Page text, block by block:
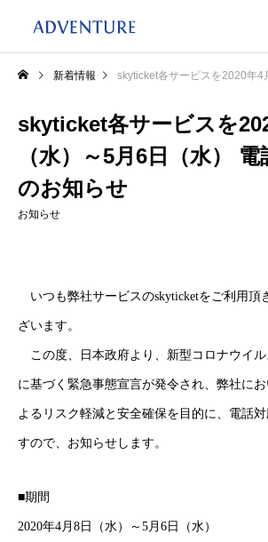
新着情報 skyticket各サービスを2020年4月8日（水）～5月
skyticket各サービスを
（水）～5月6日（水）
のお知らせ
お知らせ
いつも弊社サービスのskyticketをご利用頂
ざいます。
この度、日本政府より、新型コロナウイ
に基づく緊急事態宣言が発令され、弊社に
よるリスク軽減と安全確保を目的に、電話
すので、お知らせします。
■期間
2020年4月8日（水）～5月6日（水）